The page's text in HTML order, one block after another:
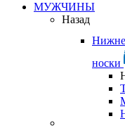
МУЖЧИНЫ
Назад
носки